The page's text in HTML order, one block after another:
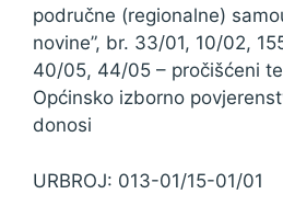
područne (regionalne)
novine”, br. 33/01, 10/02,
40/05, 44/05 – pročišćeni
Općinsko izborno
donosi
URBROJ: 013-01/15-01/01